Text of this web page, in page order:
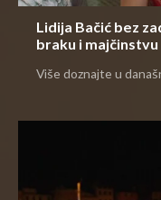
Lidija Bačić bez
braku i majčinstvu
Više doznajte u